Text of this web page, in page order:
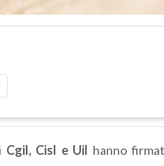
Cgil, Cisl e Uil hanno